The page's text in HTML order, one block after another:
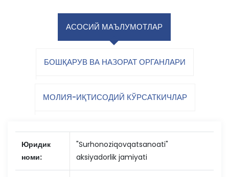
АСОСИЙ МАЪЛУМОТЛАР
БОШҚАРУВ ВА НАЗОРАТ ОРГАНЛАРИ
МОЛИЯ-ИҚТИСОДИЙ КЎРСАТКИЧЛАР
Юридик
номи:
"Surhonoziqovqatsanoati"
aksiyadorlik jamiyati